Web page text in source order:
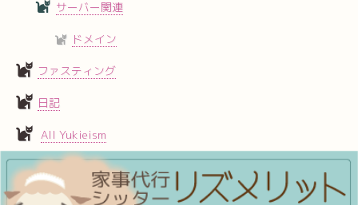
サーバー関連
ドメイン
ファスティング
日記
All Yukieism